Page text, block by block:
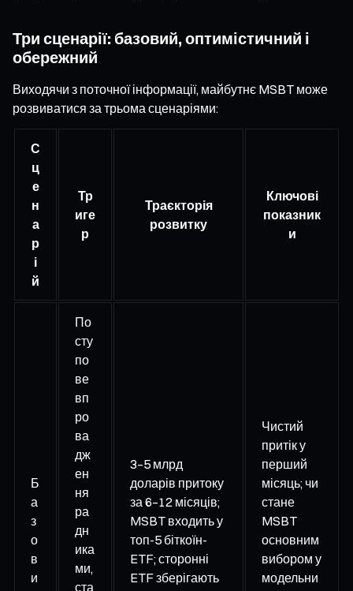
Три сценарії: базовий, оптимістичний і
обережний
Виходячи з поточної інформації, майбутнє MSBT може
розвиватися за трьома сценаріями:
С
ц
е
н
а
р
і
й
Тр
иге
р
Траєкторія
розвитку
Ключові
показник
и
Б
а
з
о
в
и
По
сту
по
ве
вп
ро
ва
дж
ен
ня
ра
дн
ика
ми,
ста
3–5 млрд
доларів притоку
за 6–12 місяців;
MSBT входить у
топ-5 біткоїн-
ETF; сторонні
ETF зберігають
Чистий
притік у
перший
місяць; чи
стане
MSBT
основним
вибором у
модельни